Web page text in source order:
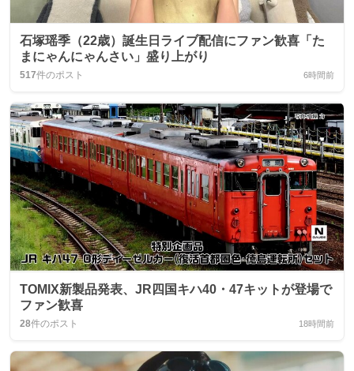
石塚瑶季（22歳）誕生日ライブ配信にファン歓喜「た
まにゃんにゃんさい」盛り上がり
517件のポスト 6時間前
TOMIX新製品発表、JR四国キハ40・47キットが登場で
ファン歓喜
28件のポスト 18時間前